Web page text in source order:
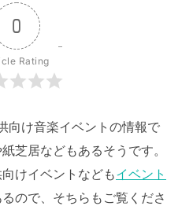
0
Rating
向け音楽イベントの情報で
芝居などもあるそうです。
けイベントなどもイベント
ので、そちらもご覧くださ